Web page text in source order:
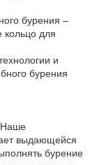
бурения –
кольцо для
и
бурения
Наше
выдающейся
бурение